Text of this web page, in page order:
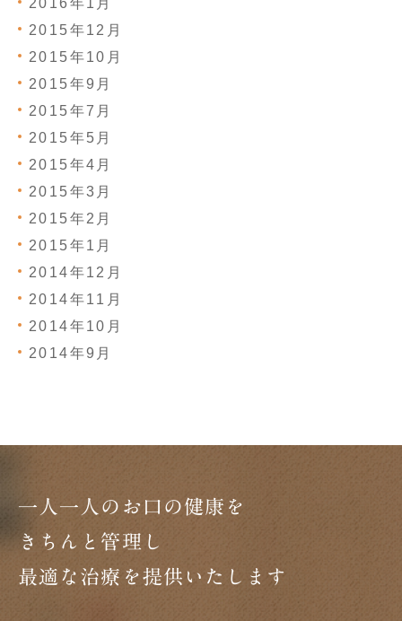
2016年1月
2015年12月
2015年10月
2015年9月
2015年7月
2015年5月
2015年4月
2015年3月
2015年2月
2015年1月
2014年12月
2014年11月
2014年10月
2014年9月
一人一人のお口の健康を
きちんと管理し
最適な治療を提供いたします